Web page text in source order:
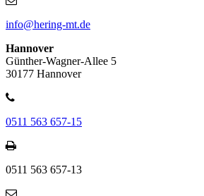
info@hering-mt.de
Hannover
Günther-Wagner-Allee 5
30177 Hannover
0511 563 657-15
0511 563 657-13